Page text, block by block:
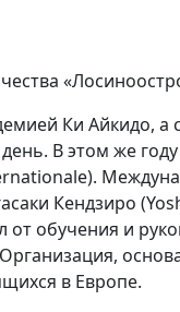
Ки Айкидо,
В этом же
Кендзиро
от обучения и
в Европе.